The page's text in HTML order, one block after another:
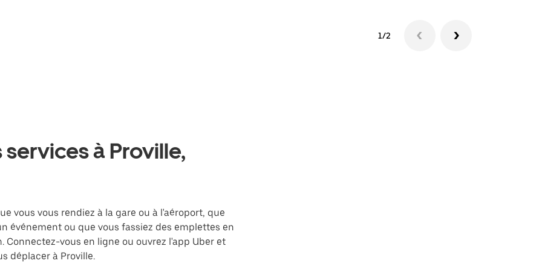
1/2
à Proville,
vous vous rendiez à la gare ou à l'aéroport, que
événement ou que vous fassiez des emplettes en
Connectez-vous en ligne ou ouvrez l'app Uber et
déplacer à Proville.